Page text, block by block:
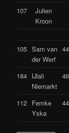
107
Julien
Kroon
105 Sam van
der Werf
184 IJlali
Niemarkt
112 Femke
Yska